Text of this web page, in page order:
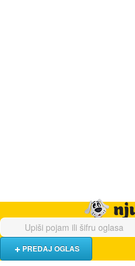
PREDAJ OGLAS